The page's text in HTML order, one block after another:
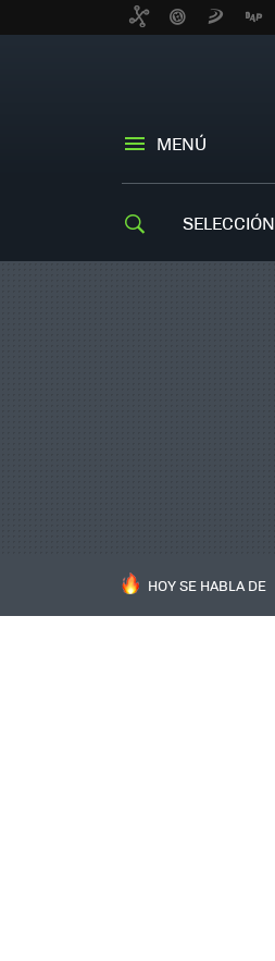
MENÚ
SELECCIÓN
HOY SE HABLA DE